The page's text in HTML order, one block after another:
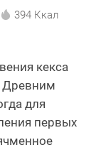
394 Ккал
кекса
Древним
для
первых